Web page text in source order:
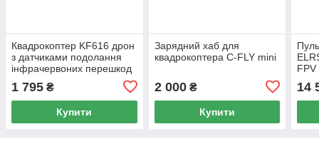
Квадрокоптер KF616 дрон
з датчиками подолання
інфрачервоних перешкод
1 795 ₴
Купити
Зарядний хаб для
квадрокоптера C-FLY mini
2 000₴
Купити
FPV
14